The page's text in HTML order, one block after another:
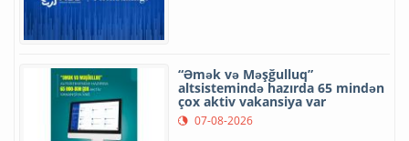
“Əmək və Məşğulluq”
altsistemində hazırda 65 mindən
çox aktiv vakansiya var
07-08-2026